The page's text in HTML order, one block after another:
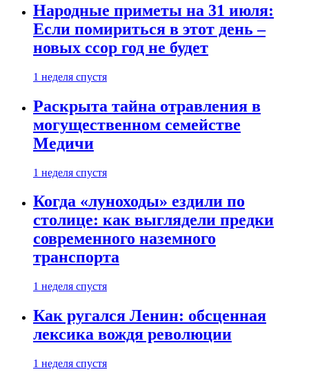
Народные приметы на 31 июля:
Если помириться в этот день –
новых ссор год не будет
1 неделя спустя
Раскрыта тайна отравления в
могущественном семействе
Медичи
1 неделя спустя
Когда «луноходы» ездили по
столице: как выглядели предки
современного наземного
транспорта
1 неделя спустя
Как ругался Ленин: обсценная
лексика вождя революции
1 неделя спустя